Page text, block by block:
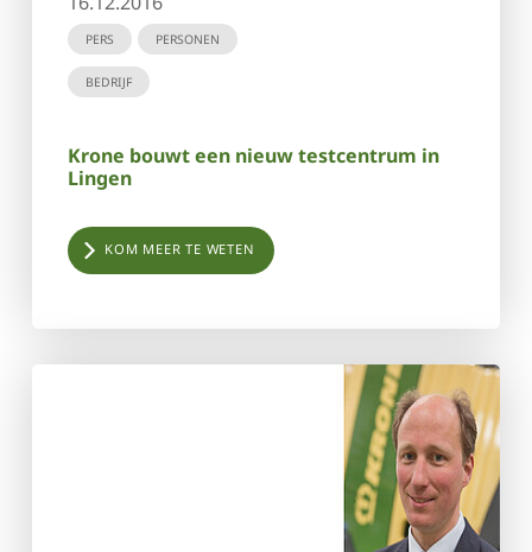
PERS PERSONEN
BEDRIJF
Krone bouwt een nieuw testcentrum in
Lingen
KOM MEER TE WETEN